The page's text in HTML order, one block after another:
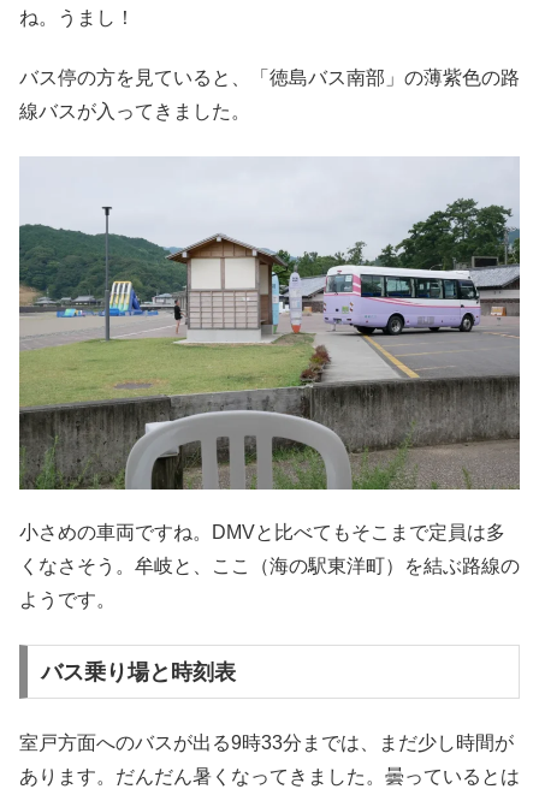
ね。うまし！
バス停の方を見ていると、「徳島バス南部」の薄紫色の路
線バスが入ってきました。
小さめの車両ですね。DMVと比べてもそこまで定員は多
くなさそう。牟岐と、ここ（海の駅東洋町）を結ぶ路線の
ようです。
バス乗り場と時刻表
室戸方面へのバスが出る9時33分までは、まだ少し時間が
あります。だんだん暑くなってきました。曇っているとは